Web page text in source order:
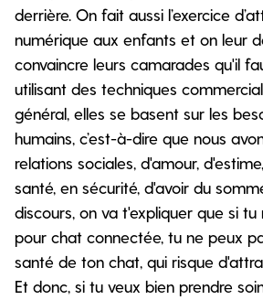
derrière. On fait aussi l’exercice
numérique aux enfants et on leur
convaincre leurs camarades qu'il
utilisant des techniques
général, elles se basent sur les
humains, c’est-à-dire que nous
relations sociales, d'amour,
santé, en sécurité, d'avoir du
discours, on va t'expliquer que si tu
pour chat connectée, tu ne peux
santé de ton chat, qui risque
Et donc, si tu veux bien prendre